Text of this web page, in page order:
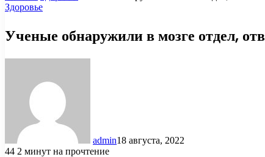
Здоровье
Ученые обнаружили в мозге отдел,
admin18 августа, 2022
44 2 минут на прочтение